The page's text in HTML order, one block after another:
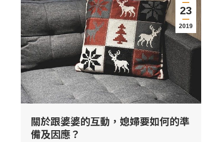
23
2019
關於跟婆婆的互動，媳婦要如何的準
備及因應？